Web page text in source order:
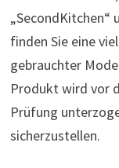
„SecondKitchen“
finden Sie eine
gebrauchter
Produkt wird vor
Prüfung
sicherzustellen.